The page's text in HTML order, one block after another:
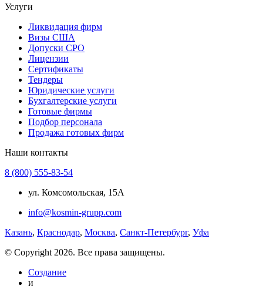
Услуги
Ликвидация фирм
Визы США
Допуски СРО
Лицензии
Сертификаты
Тендеры
Юридические услуги
Бухгалтерские услуги
Готовые фирмы
Подбор персонала
Продажа готовых фирм
Наши контакты
8 (800) 555-83-54
ул. Комсомольская, 15А
info@kosmin-grupp.com
Казань, Краснодар, Москва, Санкт-Петербург, Уфа
© Copyright 2026. Все права защищены.
Создание
и